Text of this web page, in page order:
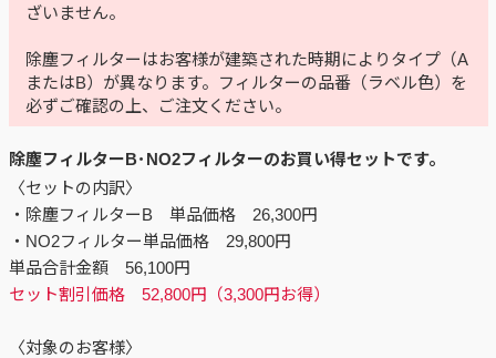
ざいません。
除塵フィルターはお客様が建築された時期によりタイプ（A
またはB）が異なります。フィルターの品番（ラベル色）を
必ずご確認の上、ご注文ください。
除塵フィルターB･NO2フィルターのお買い得セットです。
〈セットの内訳〉
・除塵フィルターB 単品価格 26,300円
・NO2フィルター単品価格 29,800円
単品合計金額 56,100円
セット割引価格 52,800円（3,300円お得）
〈対象のお客様〉